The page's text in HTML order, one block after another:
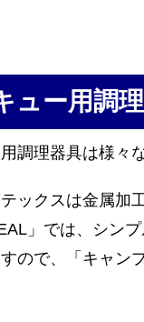
ュー用調
調理器具は様々
ックスは金属加
」では、シン
ので、「キャン